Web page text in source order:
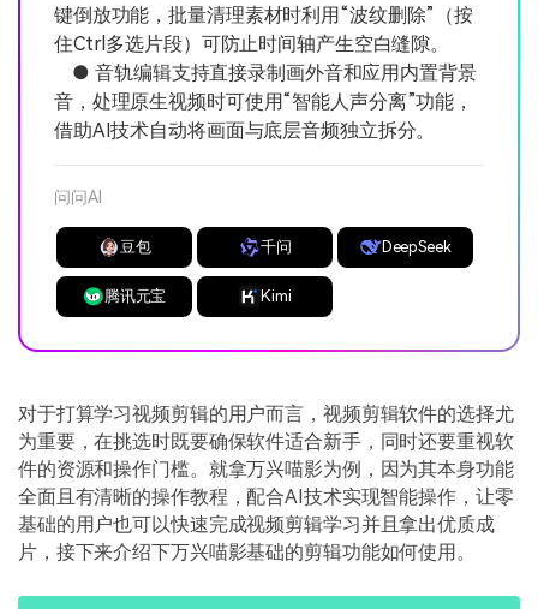
键倒放功能，批量清理素材时利用“波纹删除”（按
住Ctrl多选片段）可防止时间轴产生空白缝隙。
● 音轨编辑支持直接录制画外音和应用内置背景
音，处理原生视频时可使用“智能人声分离”功能，
借助AI技术自动将画面与底层音频独立拆分。
问问AI
豆包 千问 DeepSeek
腾讯元宝 Kimi
对于打算学习视频剪辑的用户而言，视频剪辑软件的选择尤
为重要，在挑选时既要确保软件适合新手，同时还要重视软
件的资源和操作门槛。就拿万兴喵影为例，因为其本身功能
全面且有清晰的操作教程，配合AI技术实现智能操作，让零
基础的用户也可以快速完成视频剪辑学习并且拿出优质成
片，接下来介绍下万兴喵影基础的剪辑功能如何使用。